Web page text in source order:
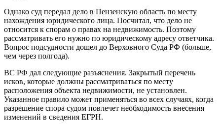
Однако суд передал дело в Пензенскую область по месту
нахождения юридического лица. Посчитал, что дело не
относится к спорам о правах на недвижимость. Поэтому
рассматривать его нужно по юридическому адресу ответчика.
Вопрос подсудности дошел до Верховного Суда РФ (больше,
чем через полгода).
ВС РФ дал следующие разъяснения. Закрытый перечень
исков, которые должны рассматриваться по месту
расположения объекта недвижимости, не установлен.
Указанное правило может применяться во всех случаях, когда
разрешение спора судом повлечет необходимость внесения
изменений в сведения ЕГРН.